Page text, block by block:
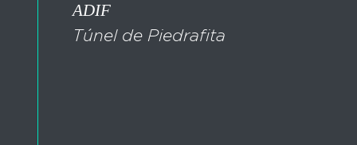
ADIF
Túnel de Piedrafita